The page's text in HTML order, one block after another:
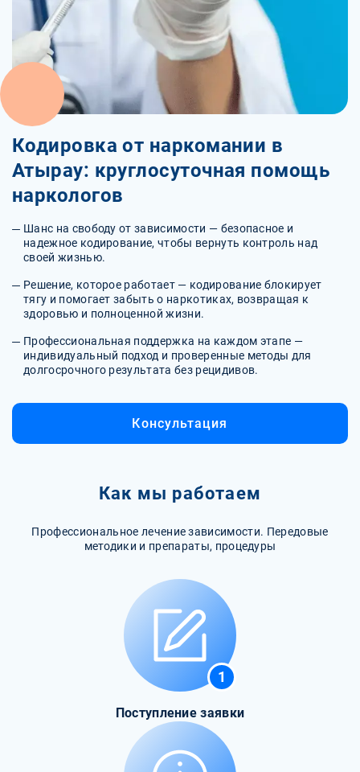
Кодировка от наркомании в
Атырау: круглосуточная помощь
наркологов
Шанс на свободу от зависимости — безопасное и
надежное кодирование, чтобы вернуть контроль над
своей жизнью.
Решение, которое работает — кодирование блокирует
тягу и помогает забыть о наркотиках, возвращая к
здоровью и полноценной жизни.
Профессиональная поддержка на каждом этапе —
индивидуальный подход и проверенные методы для
долгосрочного результата без рецидивов.
Консультация
Как мы работаем
Профессиональное лечение зависимости. Передовые
методики и препараты, процедуры
1
Поступление заявки